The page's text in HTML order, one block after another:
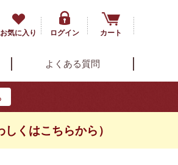
お気に入り ログイン カート
よくある質問
くはこちらから）